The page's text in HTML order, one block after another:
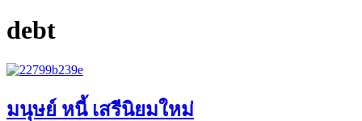
debt
มนุษย์ หนี้ เสรีนิยมใหม่